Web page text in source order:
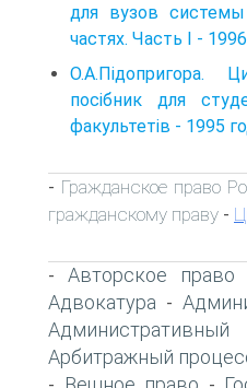
для вузов
частях. Часть I -
О.А.Підопригора.
посібник для
факультетів - 1995
- Гражданское право
гражданскому праву -
-Авторское право
Адвокатура -
Арбитражный